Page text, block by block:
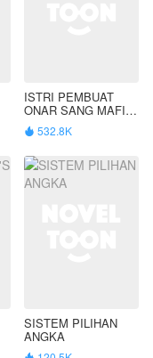
ISTRI PEMBUAT
ONAR SANG MAFIA
KEJAM
 532.8K
SISTEM PILIHAN
ANGKA